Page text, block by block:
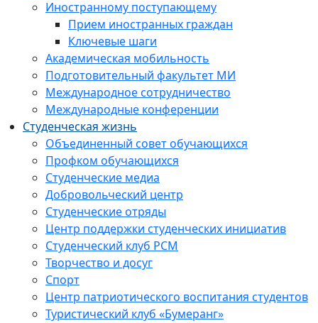
Иностранному поступающему
Прием иностранных граждан
Ключевые шаги
Академическая мобильность
Подготовительный факультет МИ
Международное сотрудничество
Международные конференции
Студенческая жизнь
Объединенный совет обучающихся
Профком обучающихся
Студенческие медиа
Добровольческий центр
Студенческие отряды
Центр поддержки студенческих инициатив
Студенческий клуб РСМ
Творчество и досуг
Спорт
Центр патриотического воспитания студентов
Туристический клуб «Бумеранг»